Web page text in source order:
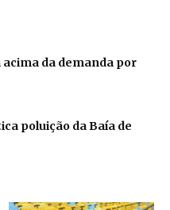
da demanda por
poluição da Baía de